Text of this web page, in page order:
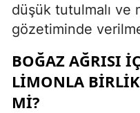
düşük tutulmalı ve
gözetiminde
BOĞAZ AĞRISI
LIMONLA
MI?